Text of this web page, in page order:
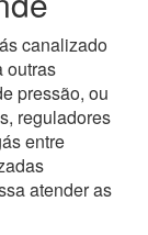
canalizado
outras
pressão, ou
reguladores
entre
atender as